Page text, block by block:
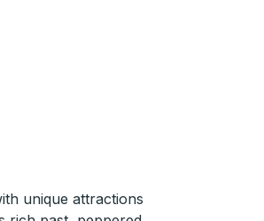
unique attractions